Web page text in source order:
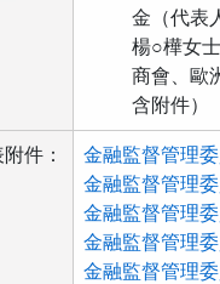
金（代表人
楊○樺女士）
商會、歐洲
含附件）
件：
金融監督管理
金融監督管理
金融監督管理
金融監督管理
金融監督管理